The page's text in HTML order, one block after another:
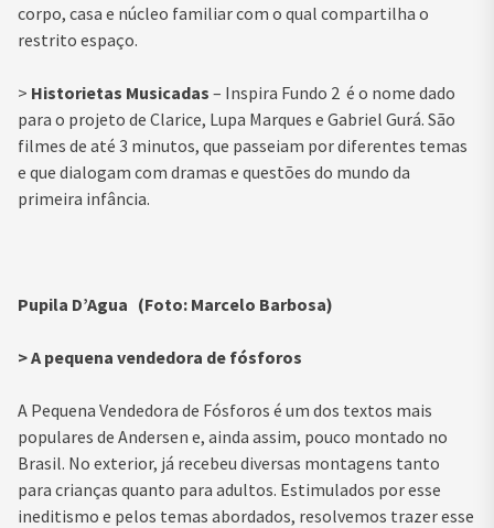
corpo, casa e núcleo familiar com o qual compartilha o
restrito espaço.
> Historietas Musicadas – Inspira Fundo 2 é o nome dado
para o projeto de Clarice, Lupa Marques e Gabriel Gurá. São
filmes de até 3 minutos, que passeiam por diferentes temas
e que dialogam com dramas e questões do mundo da
primeira infância.
Pupila D’Agua (Foto: Marcelo Barbosa)
> A pequena vendedora de fósforos
A Pequena Vendedora de Fósforos é um dos textos mais
populares de Andersen e, ainda assim, pouco montado no
Brasil. No exterior, já recebeu diversas montagens tanto
para crianças quanto para adultos. Estimulados por esse
ineditismo e pelos temas abordados, resolvemos trazer esse